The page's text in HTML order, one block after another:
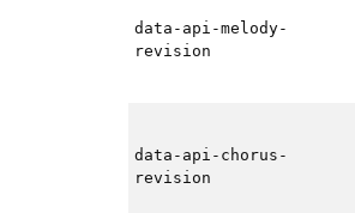
data-api-melody-
revision
data-api-chorus-
revision